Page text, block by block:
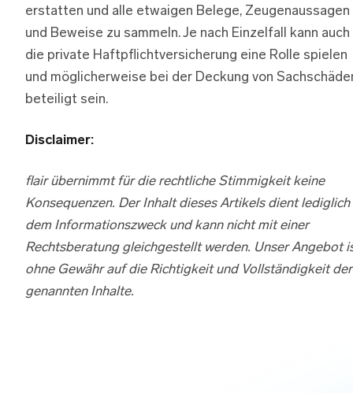
erstatten und alle etwaigen Belege, Zeugenaussagen
und Beweise zu sammeln. Je nach Einzelfall kann auch
die private Haftpflichtversicherung eine Rolle spielen
und möglicherweise bei der Deckung von
beteiligt sein.
Disclaimer:
flair übernimmt für die rechtliche Stimmigkeit keine
Konsequenzen. Der Inhalt dieses Artikels dient lediglich
dem Informationszweck und kann nicht mit einer
Rechtsberatung gleichgestellt werden. Unser Angebot
ohne Gewähr auf die Richtigkeit und Vollständigkeit der
genannten Inhalte.